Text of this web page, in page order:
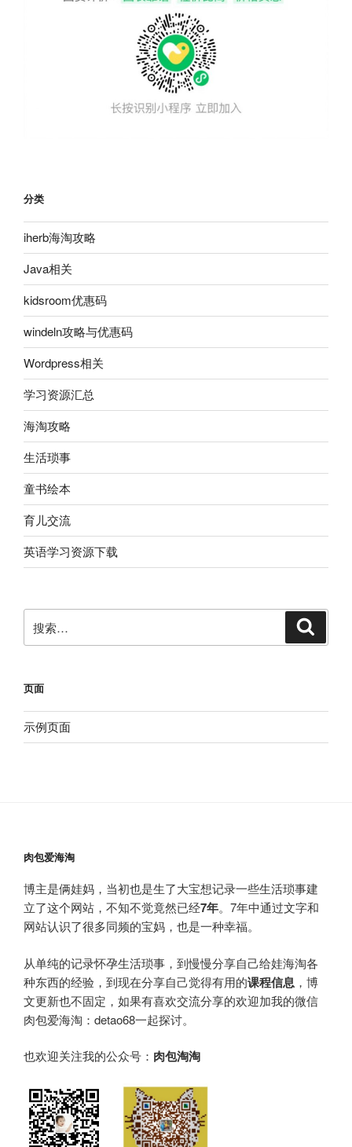
分类
iherb海淘攻略
Java相关
kidsroom优惠码
windeln攻略与优惠码
Wordpress相关
学习资源汇总
海淘攻略
生活琐事
童书绘本
育儿交流
英语学习资源下载
索：
页面
示例页面
肉包爱海淘
博主是俩娃妈，当初也是生了大宝想记录一些生活琐事建
立了这个网站，不知不觉竟然已经7年。7年中通过文字和
网站认识了很多同频的宝妈，也是一种幸福。
从单纯的记录怀孕生活琐事，到慢慢分享自己给娃海淘各
种东西的经验，到现在分享自己觉得有用的课程信息 ，博
文更新也不固定，如果有喜欢交流分享的欢迎加我的微信
肉包爱海淘：detao68一起探讨。
也欢迎关注我的公众号： 肉包淘淘